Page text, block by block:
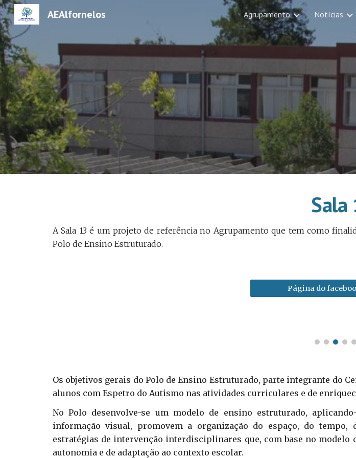
Skip to main content
AEAlfornelos Agrupamento Notícias
Sala
A Sala 13 é um projeto de referência no Agrupamento que tem como
Polo de Ensino Estruturado.
Página do
Os objetivos gerais do Polo de Ensino Estruturado, parte integrante do
alunos com Espetro do Autismo nas atividades curriculares e de
No Polo desenvolve-se um modelo de ensino estruturado,
informação visual, promovem a organização do espaço, do tempo,
estratégias de intervenção interdisciplinares que, com base no
autonomia e de adaptação ao contexto escolar.